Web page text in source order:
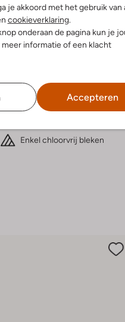
je akkoord met het gebruik van
cookieverklaring.
onderaan de pagina kun je
informatie of een klacht
Accepteren
Wasvoorschriften
Strijken op maximaal 110 °C
Kan niet in de droogtrommel
Enkel chloorvrij bleken